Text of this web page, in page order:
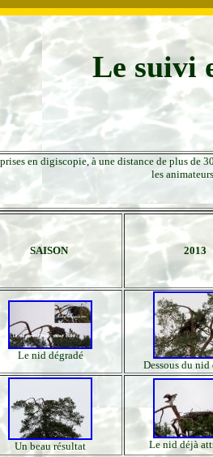
Le suivi
en digiscopie,à une distance de plus de
les
SAISON 2013
Le nid dégradé
Dessous du nid
Un beau résultat Le nid déjà